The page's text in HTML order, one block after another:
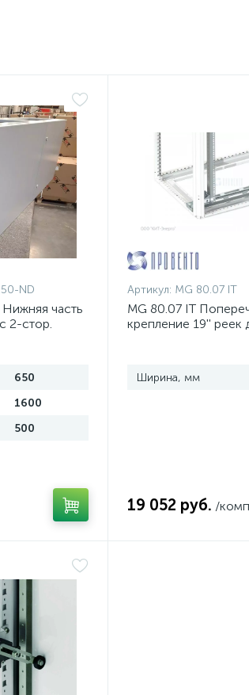
ND
часть
2-стор.
650
1600
500
Артикул: MG 80.07 IT
MG 80.07 IT
крепление 19'' реек
Ширина, мм
19 052 руб. /